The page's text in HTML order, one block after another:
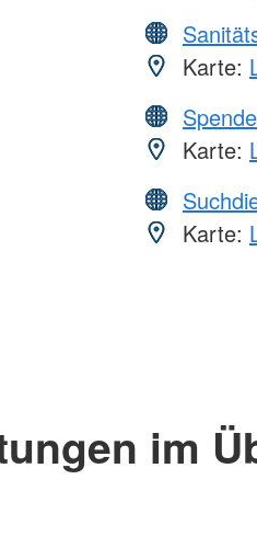
Karte:
Karte:
Karte:
im